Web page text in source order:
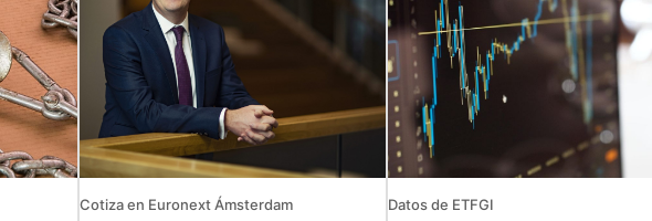
Cotiza en Euronext Ámsterdam Datos de ETFGI